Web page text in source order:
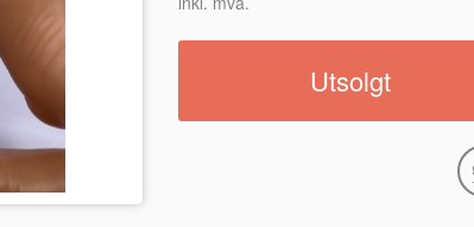
Utsolgt